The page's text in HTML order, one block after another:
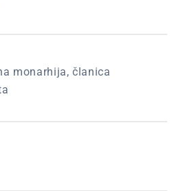
monarhija, članica